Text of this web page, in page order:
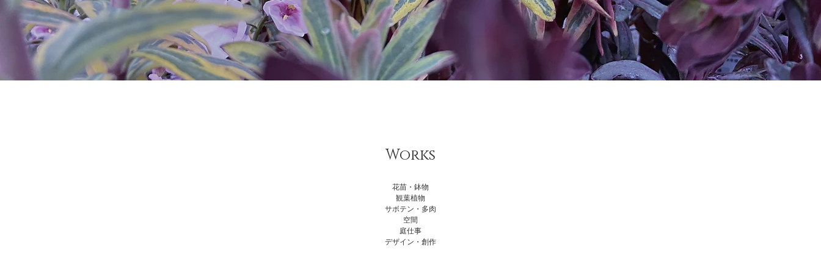
Works
花苗・鉢物
観葉植物
サボテン・多肉
空間
庭仕事
デザイン・創作